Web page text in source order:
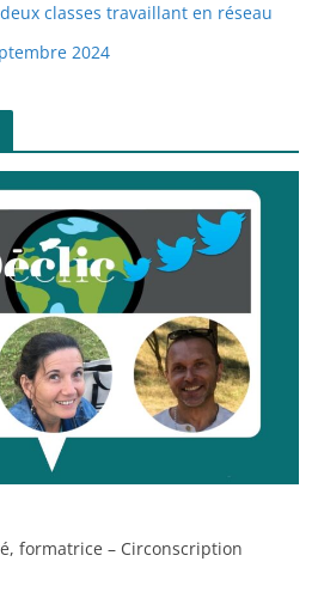
classes travaillant en réseau
2024
formatrice – Circonscription